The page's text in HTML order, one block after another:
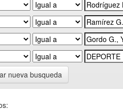
nueva busqueda